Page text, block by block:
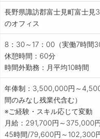
送、データ等）
・電気料金の支払い状況確認
提出
※所長のサポート業務等もお任
【配属部署】
・リテールサポート部配属。
・部署人数：所長1名。メン
名。
・穏やかな性格の社員が多く
気の職場です。
【備考】
長野県諏訪郡富士見町富士
のオフィス
8：30～17：00（実働7時間
休憩時間：60分
時間外勤務：月平均10時間
年俸制：3,500,000円～
間のみなし残業代含む）
※ご経験・スキル応じて変動
月給：291,700円～375,000
45時間/79,600円～102,300